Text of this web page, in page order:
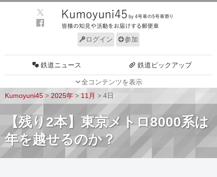
ログイン 参加
全コンテンツを表示
鉄道ニュース 鉄道ピックアップ
車両技術 路線探訪
ルール サイトについて
Kumoyuni45 > 2025年 > 11月 > 4日
【残り2本】東京メトロ8000系は
年を越せるのか？